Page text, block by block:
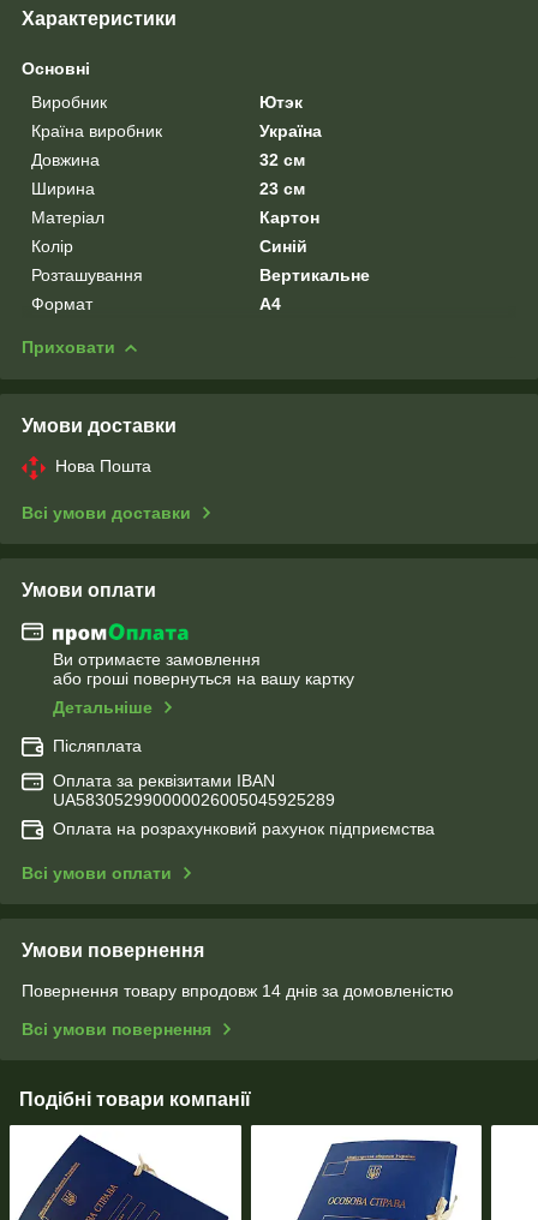
Характеристики
Основні
Виробник
Ютэк
Країна виробник
Україна
Довжина
32 см
Ширина
23 см
Матеріал
Картон
Колір
Синій
Розташування
Вертикальне
Формат
A4
Приховати
Умови доставки
Нова Пошта
Всі умови доставки
Умови оплати
Ви отримаєте замовлення
або гроші повернуться на вашу картку
Детальніше
Післяплата
Оплата за реквізитами IBAN
UA583052990000026005045925289
Оплата на розрахунковий рахунок підприємства
Всі умови оплати
Умови повернення
Повернення товару впродовж 14 днів за домовленістю
Всі умови повернення
Подібні товари компанії